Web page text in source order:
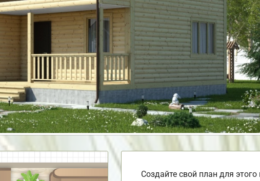
Создайте свой план для этого